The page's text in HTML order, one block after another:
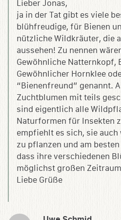
Lieber Jonas,
ja in der Tat gibt es viele
blühfreudige, für Bienen
nützliche Wildkräuter, die
aussehen! Zu nennen
Gewöhnliche Natternkopf,
Gewöhnlicher Hornklee
“Bienenfreund” genannt.
Zuchtblumen mit teils
sind eigentlich alle
Naturformen für Insekten
empfiehlt es sich, sie auch
zu pflanzen und am
dass ihre verschiedenen
möglichst großen
Liebe Grüße